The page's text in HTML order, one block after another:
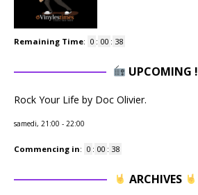
Remaining Time: 0 : 00 : 37
UPCOMING !
Rock Your Life by Doc Olivier.
samedi, 21:00 - 22:00
Commencing in: 0 : 00 : 37
ARCHIVES